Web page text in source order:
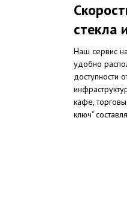
стекла
Наш сервис
удобно
доступности
кафе,
ключ"